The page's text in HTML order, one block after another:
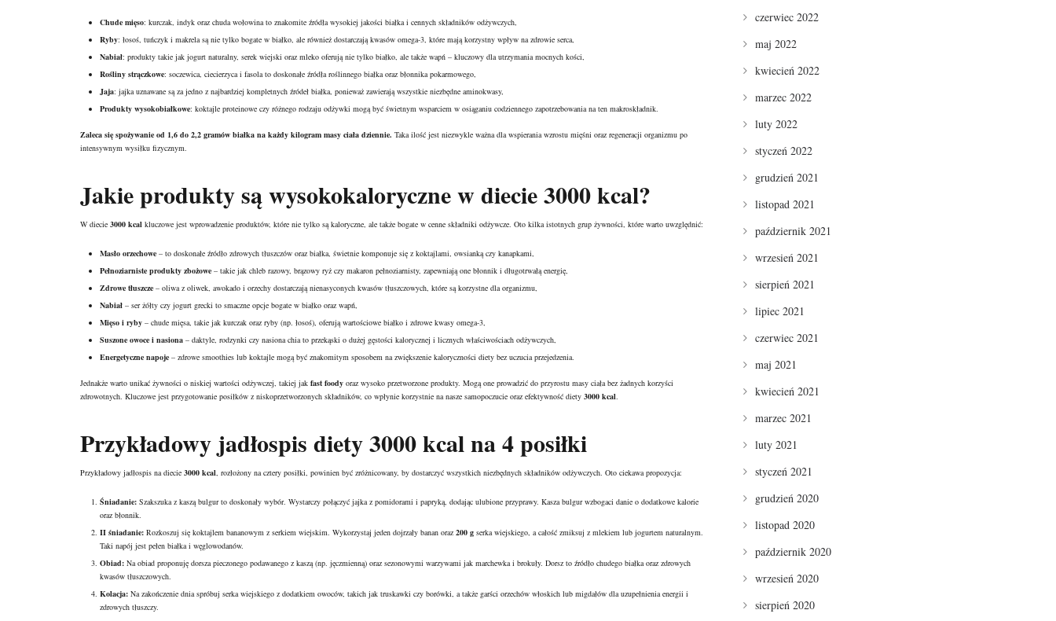
Chude mięso: kurczak, indyk oraz chuda wołowina to znakomite źródła wysokiej jakości białka i cennych składników odżywczych,
Ryby: łosoś, tuńczyk i makrela są nie tylko bogate w białko, ale również dostarczają kwasów omega-3, które mają korzystny wpływ na zdrowie serca,
Nabiał: produkty takie jak jogurt naturalny, serek wiejski oraz mleko oferują nie tylko białko, ale także wapń – kluczowy dla utrzymania mocnych kości,
Rośliny strączkowe: soczewica, ciecierzyca i fasola to doskonałe źródła roślinnego białka oraz błonnika pokarmowego,
Jaja: jajka uznawane są za jedno z najbardziej kompletnych źródeł białka, ponieważ zawierają wszystkie niezbędne aminokwasy,
Produkty wysokobiałkowe: koktajle proteinowe czy różnego rodzaju odżywki mogą być świetnym wsparciem w osiąganiu codziennego zapotrzebowania na ten makroskładnik.
Zaleca się spożywanie od 1,6 do 2,2 gramów białka na każdy kilogram masy ciała dziennie. Taka ilość jest niezwykle ważna dla wspierania wzrostu mięśni oraz regeneracji organizmu po
intensywnym wysiłku fizycznym.
Jakie produkty są wysokokaloryczne w diecie 3000 kcal?
W diecie 3000 kcal kluczowe jest wprowadzenie produktów, które nie tylko są kaloryczne, ale także bogate w cenne składniki odżywcze. Oto kilka istotnych grup żywności, które warto uwzględnić:
Masło orzechowe – to doskonałe źródło zdrowych tłuszczów oraz białka, świetnie komponuje się z koktajlami, owsianką czy kanapkami,
Pełnoziarniste produkty zbożowe – takie jak chleb razowy, brązowy ryż czy makaron pełnoziarnisty, zapewniają one błonnik i długotrwałą energię,
Zdrowe tłuszcze – oliwa z oliwek, awokado i orzechy dostarczają nienasyconych kwasów tłuszczowych, które są korzystne dla organizmu,
Nabiał – ser żółty czy jogurt grecki to smaczne opcje bogate w białko oraz wapń,
Mięso i ryby – chude mięsa, takie jak kurczak oraz ryby (np. łosoś), oferują wartościowe białko i zdrowe kwasy omega-3,
Suszone owoce i nasiona – daktyle, rodzynki czy nasiona chia to przekąski o dużej gęstości kalorycznej i licznych właściwościach odżywczych,
Energetyczne napoje – zdrowe smoothies lub koktajle mogą być znakomitym sposobem na zwiększenie kaloryczności diety bez uczucia przejedzenia.
Jednakże warto unikać żywności o niskiej wartości odżywczej, takiej jak fast foody oraz wysoko przetworzone produkty. Mogą one prowadzić do przyrostu masy ciała bez żadnych korzyści
zdrowotnych. Kluczowe jest przygotowanie posiłków z niskoprzetworzonych składników, co wpłynie korzystnie na nasze samopoczucie oraz efektywność diety 3000 kcal.
Przykładowy jadłospis diety 3000 kcal na 4 posiłki
Przykładowy jadłospis na diecie 3000 kcal, rozłożony na cztery posiłki, powinien być zróżnicowany, by dostarczyć wszystkich niezbędnych składników odżywczych. Oto ciekawa propozycja:
Śniadanie: Szakszuka z kaszą bulgur to doskonały wybór. Wystarczy połączyć jajka z pomidorami i papryką, dodając ulubione przyprawy. Kasza bulgur wzbogaci danie o dodatkowe kalorie
oraz błonnik.
II śniadanie: Rozkoszuj się koktajlem bananowym z serkiem wiejskim. Wykorzystaj jeden dojrzały banan oraz 200 g serka wiejskiego, a całość zmiksuj z mlekiem lub jogurtem naturalnym.
Taki napój jest pełen białka i węglowodanów.
Obiad: Na obiad proponuję dorsza pieczonego podawanego z kaszą (np. jęczmienną) oraz sezonowymi warzywami jak marchewka i brokuły. Dorsz to źródło chudego białka oraz zdrowych
kwasów tłuszczowych.
Kolacja: Na zakończenie dnia spróbuj serka wiejskiego z dodatkiem owoców, takich jak truskawki czy borówki, a także garści orzechów włoskich lub migdałów dla uzupełnienia energii i
zdrowych tłuszczy.
czerwiec 2022
maj 2022
kwiecień 2022
marzec 2022
luty 2022
styczeń 2022
grudzień 2021
listopad 2021
październik 2021
wrzesień 2021
sierpień 2021
lipiec 2021
czerwiec 2021
maj 2021
kwiecień 2021
marzec 2021
luty 2021
styczeń 2021
grudzień 2020
listopad 2020
październik 2020
wrzesień 2020
sierpień 2020